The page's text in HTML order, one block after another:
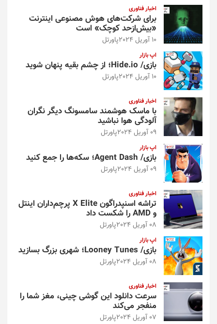
اخبار فناوری
برای شرکت‌های هوش مصنوعی اینترنت
«بیش‌از‌حد کوچک» است
10 آوریل 2024 پاورتل
اپ بازار
بازی/ Hide.io؛ از چشم بقیه پنهان شوید
10 آوریل 2024 پاورتل
اخبار فناوری
با ماسک هوشمند سامسونگ دیگر نگران
آلودگی هوا نباشید
09 آوریل 2024 پاورتل
اپ بازار
بازی/ Agent Dash؛ سکه‌ها را جمع کنید
09 آوریل 2024 پاورتل
اخبار فناوری
تراشه اسنپدراگون X Elite پرچم‌داران اینتل
و AMD را شکست داد
08 آوریل 2024 پاورتل
اپ بازار
بازی/ Looney Tunes؛ شهری بزرگ بسازید
08 آوریل 2024 پاورتل
اخبار فناوری
سرعت دانلود این گوشی چینی، مغز شما را
منفجر می‌کند
07 آوریل 2024 پاورتل